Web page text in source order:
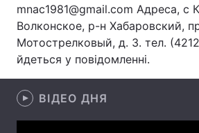
Зброя
Здоров'я Туризм
Екологія
mnac1981@gmail.com Адреса, с
Волконское, р-н Хабаровский,
Мотострелковый, д. 3. тел.
йдеться у повідомленні.
ВІДЕО ДНЯ